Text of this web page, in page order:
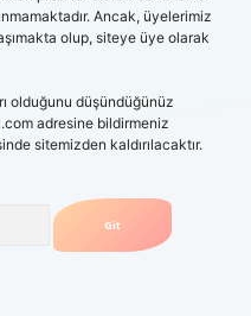
Ancak, üyelerimiz
olup, siteye üye olarak
olduğunu düşündüğünüz
adresine bildirmeniz
sitemizden kaldırılacaktır.